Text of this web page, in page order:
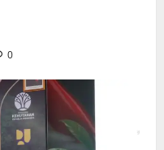
0